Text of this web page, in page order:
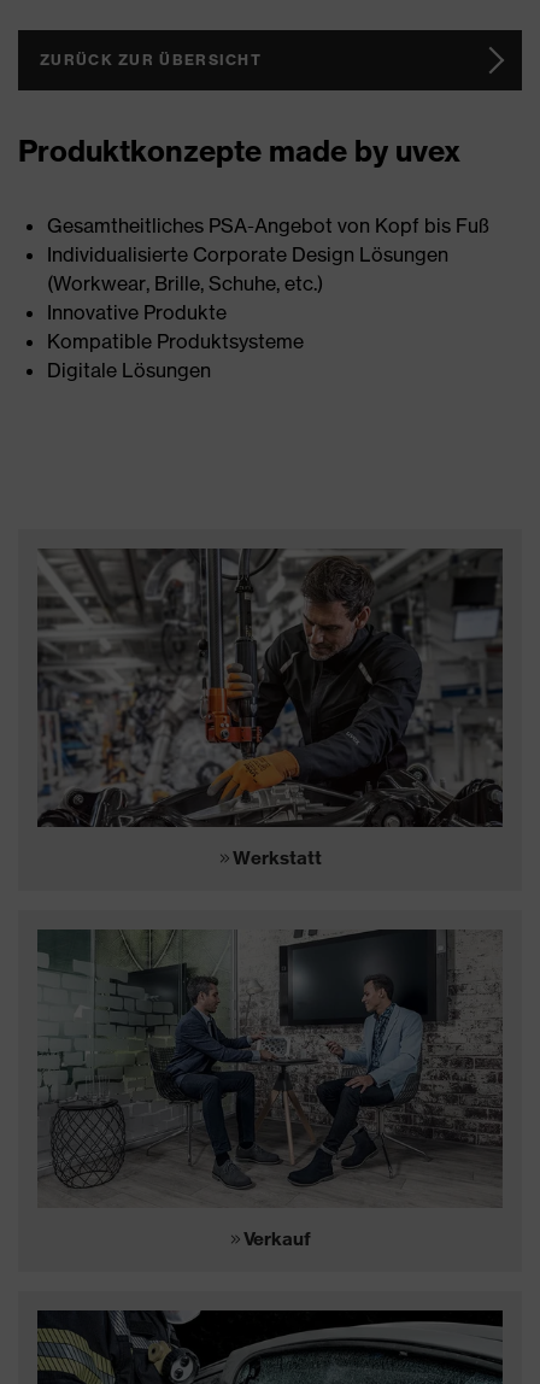
ZURÜCK ZUR ÜBERSICHT
Produktkonzepte made by uvex
Gesamtheitliches PSA-Angebot von Kopf bis Fuß
Individualisierte Corporate Design Lösungen
(Workwear, Brille, Schuhe, etc.)
Innovative Produkte
Kompatible Produktsysteme
Digitale Lösungen
Werkstatt
Verkauf